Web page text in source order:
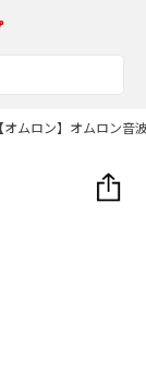
【オムロン】オムロン